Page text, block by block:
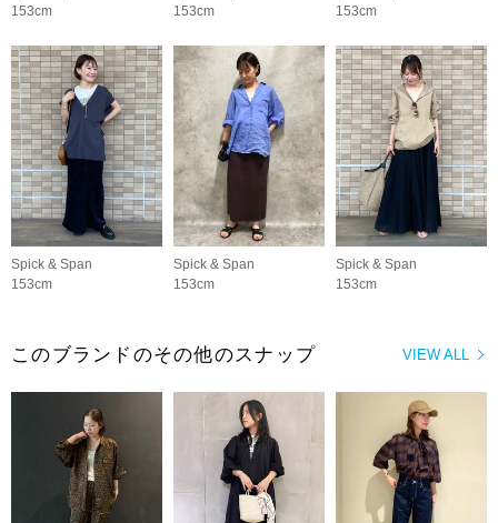
153cm
153cm
153cm
Spick & Span
153cm
Spick & Span
153cm
Spick & Span
153cm
VIEW ALL
このブランドのその他のスナップ